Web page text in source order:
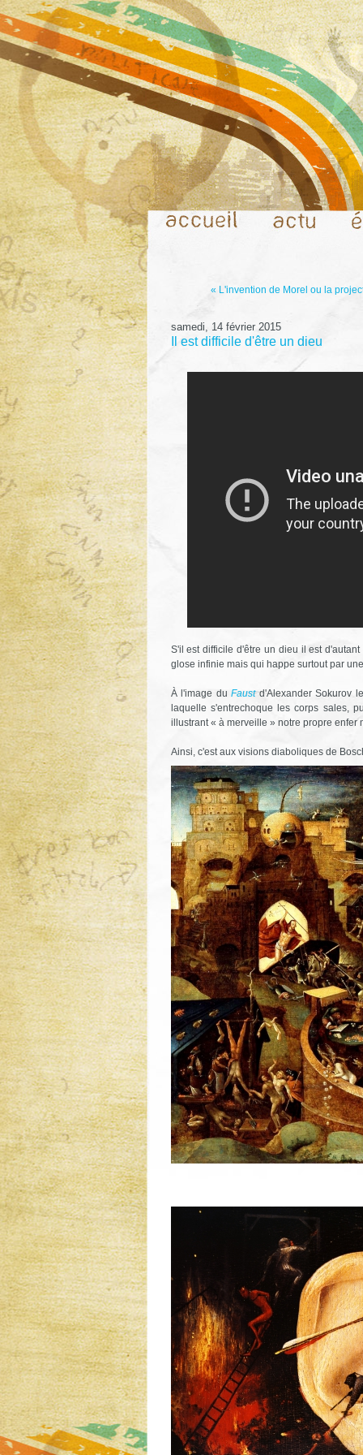
« L'invention de Morel ou la
samedi, 14 février 2015
Il est difficile d'être un dieu
S'il est difficile d'être un dieu il est
glose infinie mais qui happe surtout par
À l'image duFaustd'Alexander Sokurov
laquelle s'entrechoque les corps sales,
illustrant « à merveille » notre propre enfer
Ainsi, c'est aux visions diaboliques de